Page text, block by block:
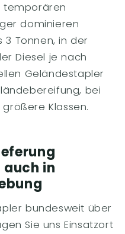
temporären
dominieren
3 Tonnen, in der
Diesel je nach
Geländestapler
bei
Klassen.
in
bundesweit über
Sie uns Einsatzort